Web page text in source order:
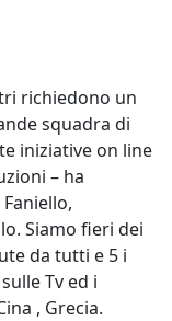
richiedono un
squadra di
iniziative on line
– ha
Siamo fieri dei
da tutti e 5 i
Tv ed i
, Grecia.